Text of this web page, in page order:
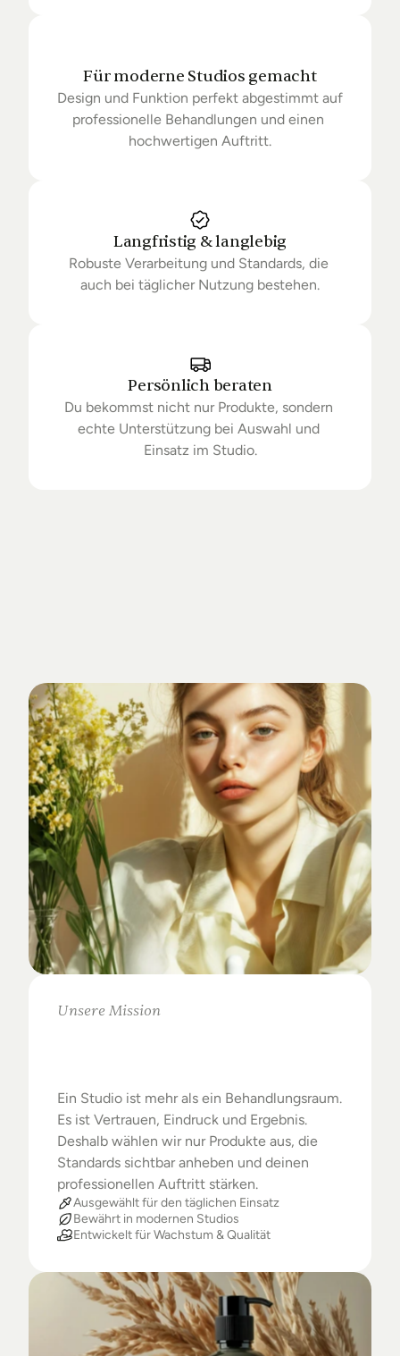
Für moderne Studios gemacht
Design und Funktion perfekt abgestimmt auf
professionelle Behandlungen und einen
hochwertigen Auftritt.
Langfristig & langlebig
Robuste Verarbeitung und Standards, die
auch bei täglicher Nutzung bestehen.
Persönlich beraten
Du bekommst nicht nur Produkte, sondern
echte Unterstützung bei Auswahl und
Einsatz im Studio.
Studio-Alltag.
Unsere Mission
Ein Studio ist mehr als ein Behandlungsraum.
Es ist Vertrauen, Eindruck und Ergebnis.
Deshalb wählen wir nur Produkte aus, die
Standards sichtbar anheben und deinen
professionellen Auftritt stärken.
Ausgewählt für den täglichen Einsatz
Bewährt in modernen Studios
Entwickelt für Wachstum & Qualität